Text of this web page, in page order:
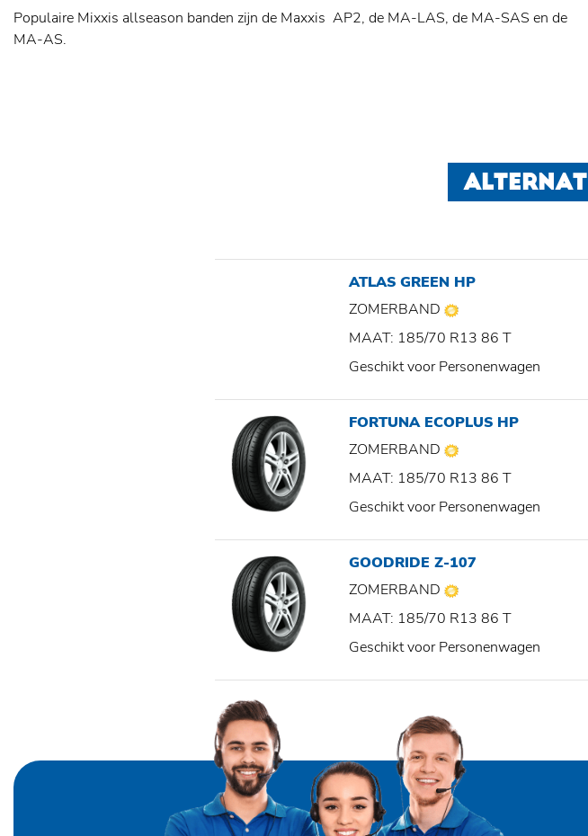
Populaire Mixxis allseason banden zijn de Maxxis AP2, de MA-LAS, de MA-SAS en de
MA-AS.
ATLAS GREEN HP
ZOMERBAND
MAAT: 185/70 R13 86 T
Geschikt voor Personenwagen
FORTUNA ECOPLUS HP
ZOMERBAND
MAAT: 185/70 R13 86 T
Geschikt voor Personenwagen
GOODRIDE Z-107
ZOMERBAND
MAAT: 185/70 R13 86 T
Geschikt voor Personenwagen